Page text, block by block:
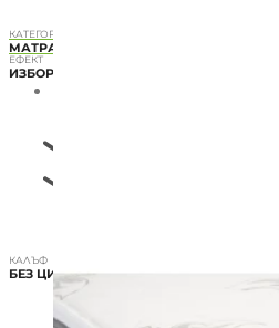
КАТЕГОРИЯ
МАТРАЦИ С МЕМОРИ ПЯНА
ЕФЕКТ
ИЗБОР НА НИВОТО НА ТВЪРДОСТ
КАЛЪФ
БЕЗ ЦИП